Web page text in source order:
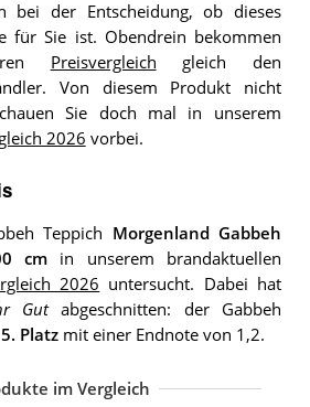
bei der Entscheidung, ob dieses
für Sie ist. Obendrein bekommen
Preisvergleich gleich den
Von diesem Produkt nicht
Sie doch mal in unserem
2026 vorbei.
Teppich Morgenland Gabbeh
cmin unserem brandaktuellen
2026 untersucht. Dabei hat
Gutabgeschnitten: der Gabbeh
5. Platzmit einer Endnote von 1,2.
im Vergleich